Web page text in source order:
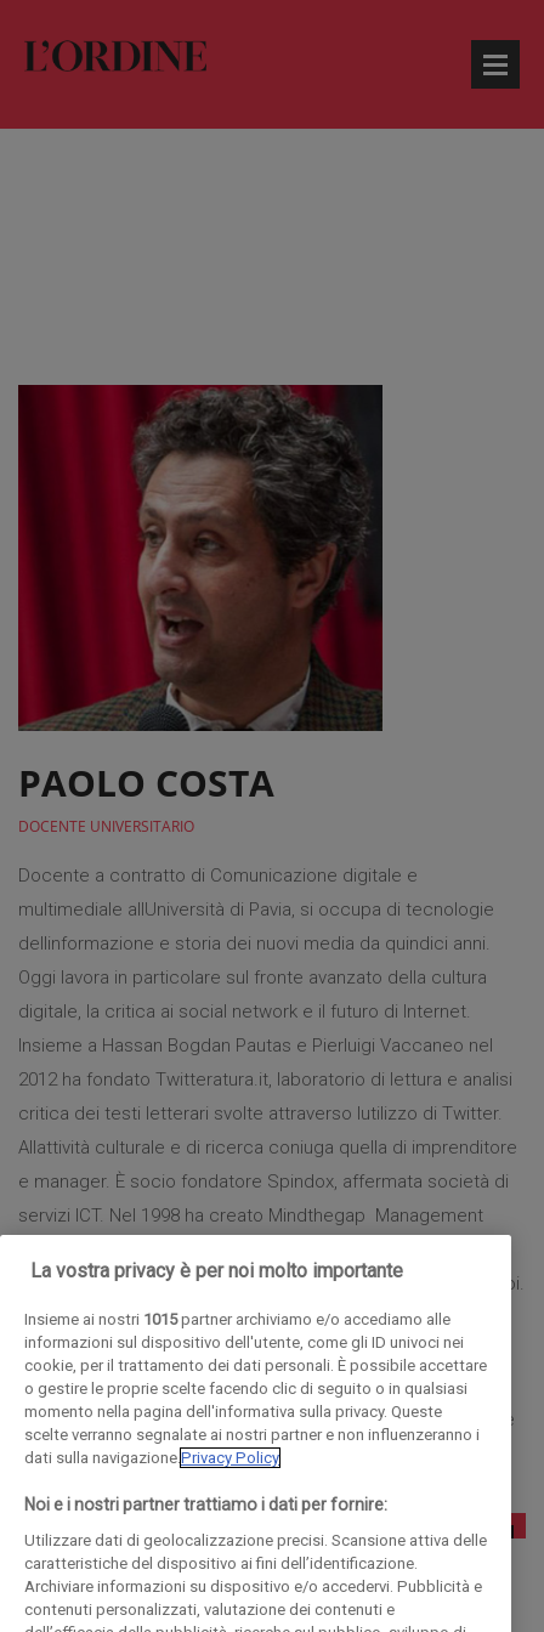
PAOLO COSTA
DOCENTE UNIVERSITARIO
Docente a contratto di Comunicazione digitale e
multimediale allUniversità di Pavia, si occupa di tecnologie
dellinformazione e storia dei nuovi media da quindici anni.
Oggi lavora in particolare sul fronte avanzato della cultura
digitale, la critica ai social network e il futuro di Internet.
Insieme a Hassan Bogdan Pautas e Pierluigi Vaccaneo nel
2012 ha fondato Twitteratura.it, laboratorio di lettura e analisi
critica dei testi letterari svolte attraverso lutilizzo di Twitter.
Allattività culturale e di ricerca coniuga quella di imprenditore
e manager. È socio fondatore Spindox, affermata società di
servizi ICT. Nel 1998 ha creato Mindthegap  Management
giornalista prima e di consulente di direzione e formatore poi.
È autore di diversi libri e pubblicazioni: La notizia smarrita.
Modelli di giornalismo in trasformazione e cultura digitale
(2010), Al nostro posto. Scritti politici di Piero Gobetti (2013,
con A. Riscassi), Lavventura e limpresa (2013, con A. Bellini e
R. Donadon). Scrive sul blog www.paolocosta.net.
La vostra privacy è per noi molto importante
Insieme ai nostri 1015partner archiviamo e/o accediamo alle
informazioni sul dispositivo dell'utente, come gli ID univoci nei
cookie, per il trattamento dei dati personali. È possibile accettare
o gestire le proprie scelte facendo clic di seguito o in qualsiasi
momento nella pagina dell'informativa sulla privacy. Queste
scelte verranno segnalate ai nostri partner e non influenzeranno i
dati sulla navigazione. Privacy Policy
Noi e i nostri partner trattiamo i dati per fornire:
Utilizzare dati di geolocalizzazione precisi. Scansione attiva delle
caratteristiche del dispositivo ai fini dell’identificazione.
Archiviare informazioni su dispositivo e/o accedervi. Pubblicità e
contenuti personalizzati, valutazione dei contenuti e